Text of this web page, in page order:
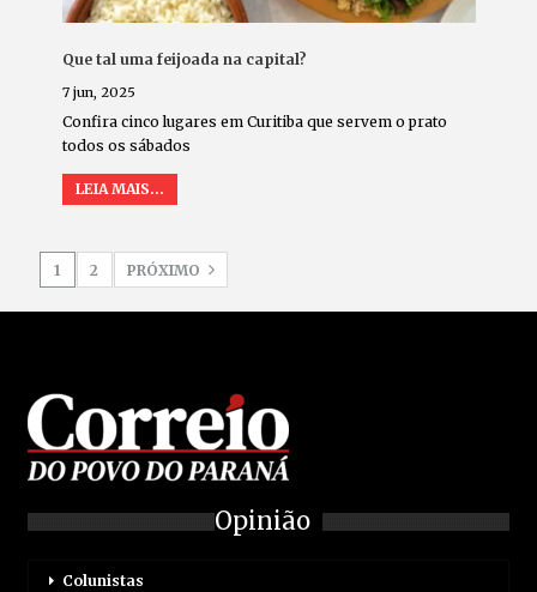
Que tal uma feijoada na capital?
7 jun, 2025
Confira cinco lugares em Curitiba que servem o prato
todos os sábados
LEIA MAIS...
1 2 PRÓXIMO
Opinião
Colunistas